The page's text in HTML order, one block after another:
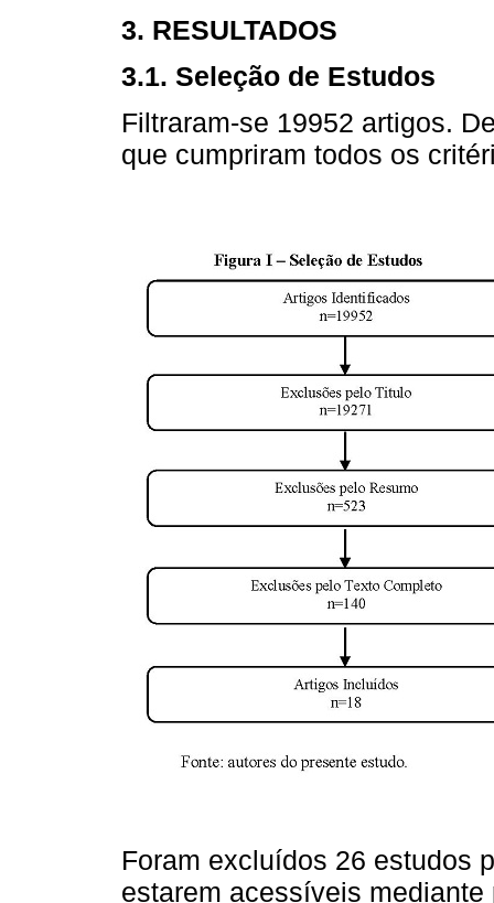
3. RESULTADOS
3.1. Seleção de Estudos
Filtraram-se 19952 artigos.
que cumpriram todos os
Foram excluídos 26 estudos
estarem acessíveis